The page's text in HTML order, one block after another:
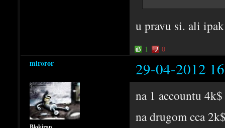
u pravu si. ali
1 0
miroror 29-04-2012
na 1 accountu 4k$
na drugom cca